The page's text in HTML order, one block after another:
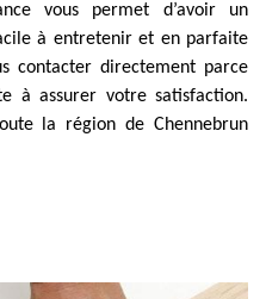
vous permet d’avoir un
à entretenir et en parfaite
contacter directement parce
à assurer votre satisfaction.
la région de Chennebrun